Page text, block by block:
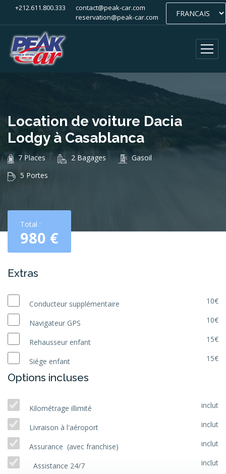
+212.611.800.333
contact@peak-car.com
reservation@peak-car.com
Location de voiture Dacia
Lodgy à Casablanca
7 Places 2 Bagages
Gasoil
5 Portes
Total :
980 €
Extras
Conducteur supplémentaire 10€
Navigateur GPS 10€
Rehausseur enfant 15€
Siége enfant 15€
Options incluses
Kilométrage illimité inclut
Livraison à l'aéroport inclut
Assurance (avec franchise) inclut
Assistance 24/7 inclut